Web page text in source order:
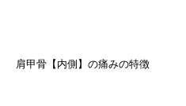
肩甲骨【内側】の痛みの特徴